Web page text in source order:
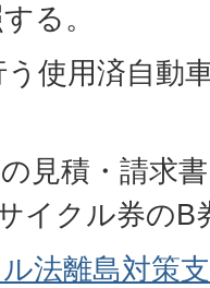
る。
う使用済自動
見積・請求
イクル券のB
法離島対策